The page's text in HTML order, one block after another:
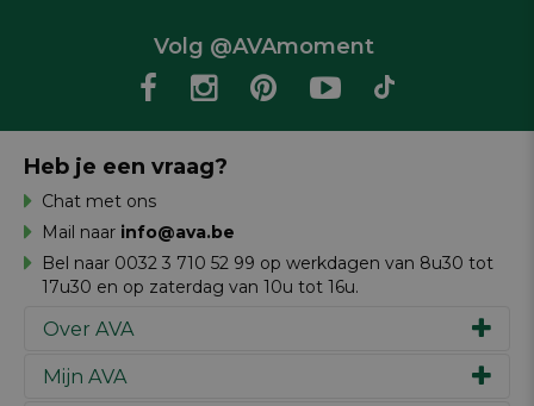
Volg @AVAmoment
Over AVA
Ons verhaal
Mijn AVA
Heb je een vraag?
Chat met ons
Mail naar info@ava.be
Bel naar 0032 3 710 52 99 op werkdagen van 8u30 tot
17u30 en op zaterdag van 10u tot 16u.